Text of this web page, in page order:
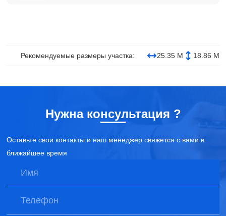
Рекомендуемые размеры участка: 25.35 М 18.86 М
Нужна консультация ?
Оставьте свои контакты и наш менеджер свяжется с вами в
ближайшее время